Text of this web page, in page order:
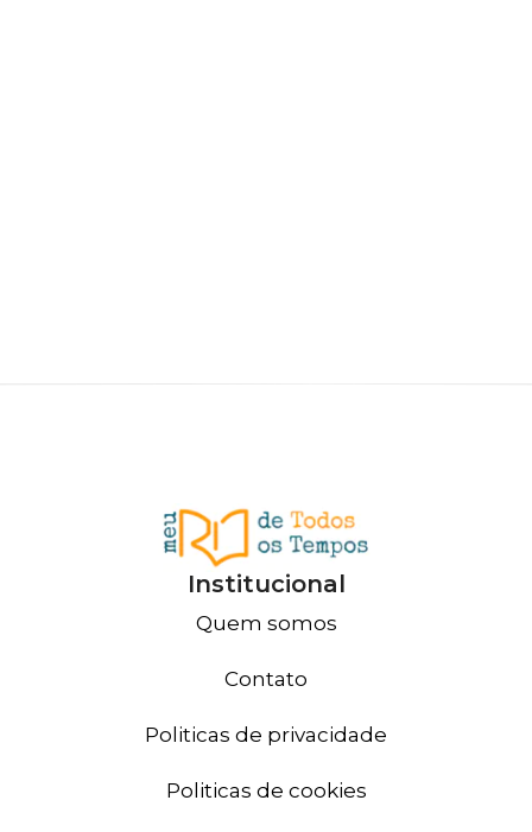
Institucional
Quem somos
Contato
Politicas de privacidade
Politicas de cookies